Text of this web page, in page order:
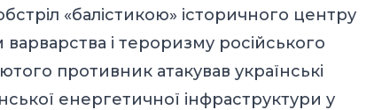
«балістикою» історичного центру
і тероризму російського
противник атакував українські
енергетичної інфраструктури у